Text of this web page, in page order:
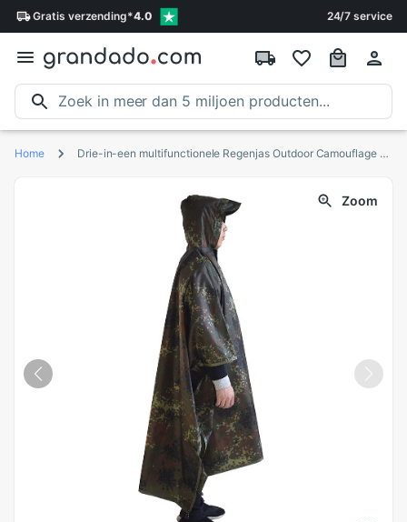
Gratis verzending*4.0 24/7 service
Home Drie-in-een multifunctionele Regenjas Outdoor Camouflage Ghillie Suits Regen Jas Poncho Mantel Duurzaam Vissen Camping regenkleding
Zoom